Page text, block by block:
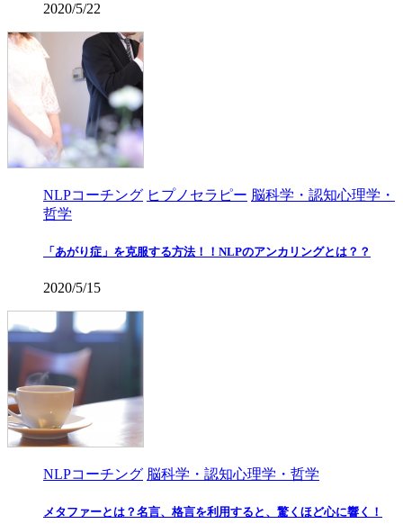
2020/5/22
NLPコーチング ヒプノセラピー 脳科学・認知心理学・
哲学
「あがり症」を克服する方法！！NLPのアンカリングとは？？
2020/5/15
NLPコーチング 脳科学・認知心理学・哲学
メタファーとは？名言、格言を利用すると、驚くほど心に響く！